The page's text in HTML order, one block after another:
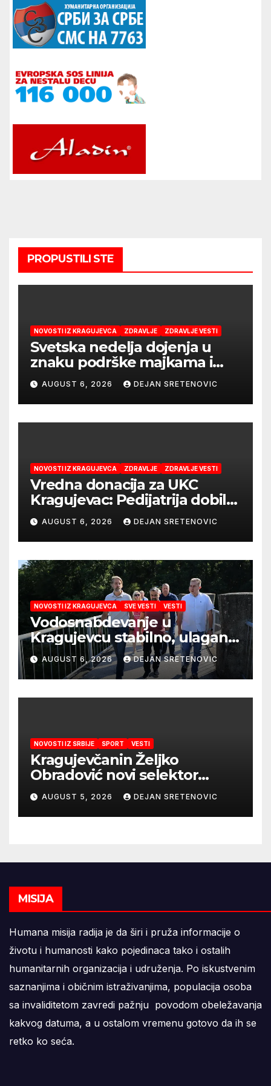
PROPUSTILI STE
NOVOSTI IZ KRAGUJEVCA ZDRAVLJE ZDRAVLJE VESTI
Svetska nedelja dojenja u
znaku podrške majkama i
najboljeg početka života
AUGUST 6, 2026 DEJAN SRETENOVIC
NOVOSTI IZ KRAGUJEVCA ZDRAVLJE ZDRAVLJE VESTI
Vredna donacija za UKC
Kragujevac: Pedijatrija dobila
mobilni rendgen i mikroskop
vredne 9,6 miliona dinara
AUGUST 6, 2026 DEJAN SRETENOVIC
NOVOSTI IZ KRAGUJEVCA SVE VESTI VESTI
Vodosnabdevanje u
Kragujevcu stabilno, ulaganja
obezbedila sigurnije
snabdevanje
AUGUST 6, 2026 DEJAN SRETENOVIC
NOVOSTI IZ SRBIJE SPORT VESTI
Kragujevčanin Željko
Obradović novi selektor
Atletske reprezentacije Srbije
AUGUST 5, 2026 DEJAN SRETENOVIC
MISIJA
Humana misija radija je da širi i pruža informacije o
životu i humanosti kako pojedinaca tako i ostalih
humanitarnih organizacija i udruženja. Po iskustvenim
saznanjima i običnim istraživanjima, populacija osoba
sa invaliditetom zavredi pažnju povodom obeležavanja
kakvog datuma, a u ostalom vremenu gotovo da ih se
retko ko seća.